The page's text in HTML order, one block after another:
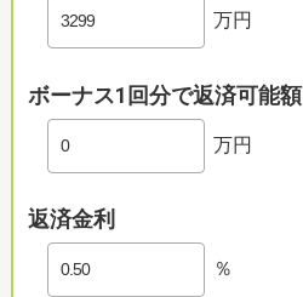
万円
ボーナス1回分で返済可能額
万円
返済金利
％